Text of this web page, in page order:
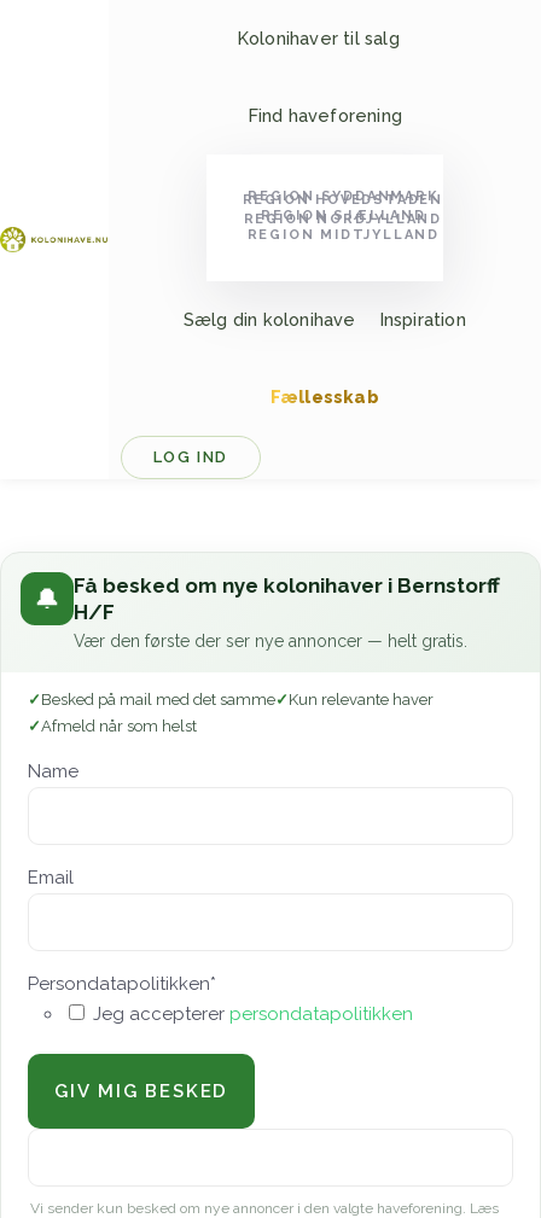
Kolonihaver til salg
Find haveforening
REGION SYDDANMARK
REGION HOVEDSTADEN
REGION SJÆLLAND
REGION NORDJYLLAND
REGION MIDTJYLLAND
Sælg din kolonihave Inspiration
Fællesskab
LOG IND
🔔
Få besked om nye kolonihaver i Bernstorff
H/F
Vær den første der ser nye annoncer — helt gratis.
Besked på mail med det samme
Kun relevante haver
Afmeld når som helst
Name
Email
Persondatapolitikken*
Jeg accepterer persondatapolitikken
Vi sender kun besked om nye annoncer i den valgte haveforening. Læs